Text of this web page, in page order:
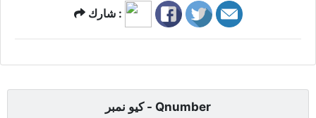
شارك :
كيو نمبر - Qnumber